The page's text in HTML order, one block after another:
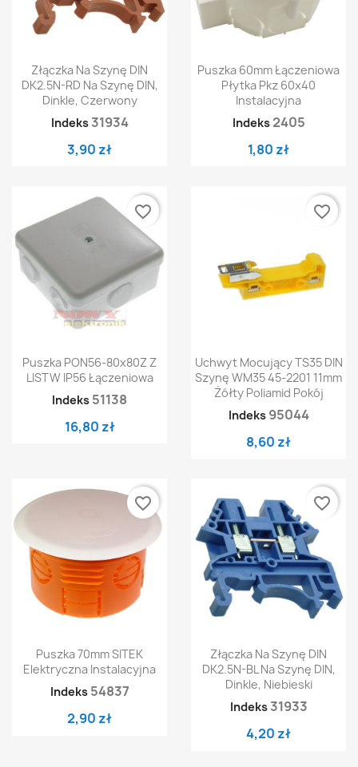
Złączka Na Szynę DIN
DK2.5N-RD Na Szynę DIN,
Dinkle, Czerwony
Indeks 31934
3,90 zł
Puszka 60mm Łączeniowa
Płytka Pkz 60x40
Instalacyjna
Indeks 2405
1,80 zł
Puszka PON56-80x80Z Z
LISTW IP56 Łączeniowa
Indeks 51138
16,80 zł
favorite_border
Uchwyt Mocujący TS35 DIN
Szynę WM35 45-2201 11mm
Żółty Poliamid Pokój
Indeks 95044
8,60 zł
favorite_border
Puszka 70mm SITEK
Elektryczna Instalacyjna
Indeks 54837
2,90 zł
favorite_border
Złączka Na Szynę DIN
DK2.5N-BL Na Szynę DIN,
Dinkle, Niebieski
Indeks 31933
4,20 zł
favorite_border